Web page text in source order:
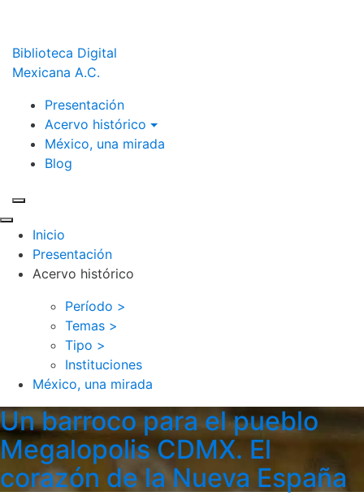
Biblioteca Digital
Mexicana A.C.
Presentación
Acervo histórico
México, una mirada
Blog
Inicio
Presentación
Acervo histórico
Período >
Temas >
Tipo >
Instituciones
México, una mirada
Un barroco para el pueblo
Megalopolis CDMX. El
corazón de la Nueva España